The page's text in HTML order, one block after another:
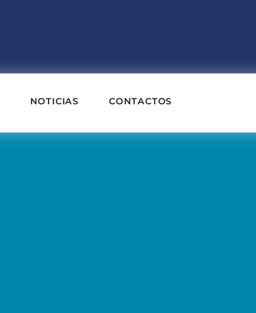
NOTICIAS CONTACTOS